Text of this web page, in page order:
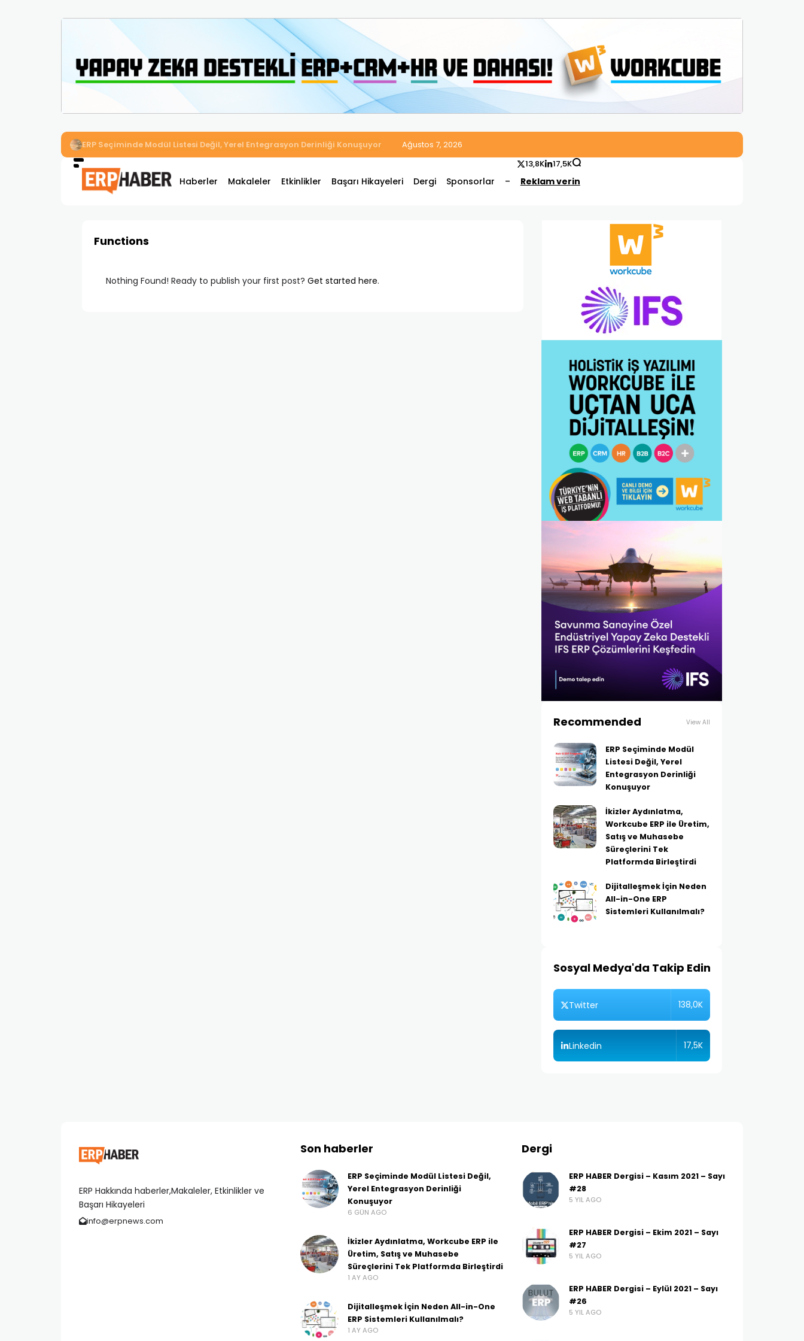
İkizler Aydınlatma, Workcube ERP ile Üretim, Satış ve Muhasebe Süreçlerini Tek Platformda Birleştirdi
Ağustos 7, 2026
Haberler Makaleler Etkinlikler Başarı Hikayeleri Dergi Sponsorlar – Reklam verin
13,8K 17,5K
Functions
Nothing Found! Ready to publish your first post? Get started here.
Recommended View All
ERP Seçiminde Modül
Listesi Değil, Yerel
Entegrasyon Derinliği
Konuşuyor
İkizler Aydınlatma,
Workcube ERP ile Üretim,
Satış ve Muhasebe
Süreçlerini Tek
Platformda Birleştirdi
Dijitalleşmek İçin Neden
All-in-One ERP
Sistemleri Kullanılmalı?
Sosyal Medya'da Takip Edin
Twitter 138,0K
Linkedin 17,5K
ERP Hakkında haberler,Makaleler, Etkinlikler ve
Başarı Hikayeleri
info@erpnews.com
Son haberler
ERP Seçiminde Modül Listesi Değil,
Yerel Entegrasyon Derinliği
Konuşuyor
6 GÜN AGO
İkizler Aydınlatma, Workcube ERP ile
Üretim, Satış ve Muhasebe
Süreçlerini Tek Platformda Birleştirdi
1 AY AGO
Dijitalleşmek İçin Neden All-in-One
ERP Sistemleri Kullanılmalı?
1 AY AGO
Dergi
ERP HABER Dergisi – Kasım 2021 – Sayı
#28
5 YIL AGO
ERP HABER Dergisi – Ekim 2021 – Sayı
#27
5 YIL AGO
ERP HABER Dergisi – Eylül 2021 – Sayı
#26
5 YIL AGO